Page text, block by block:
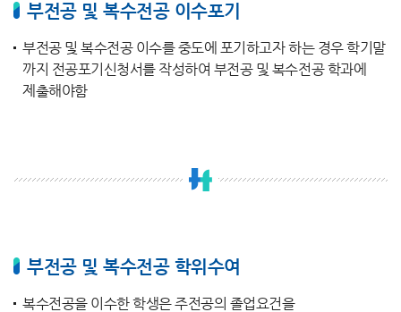
부전공 및 복수전공 이수포기
부전공 및 복수전공 이수를 중도에 포기하고자 하는 경우 학기말
까지 전공포기신청서를 작성하여 부전공 및 복수전공 학과에
제출해야함
부전공 및 복수전공 학위수여
복수전공을 이수한 학생은 주전공의 졸업요건을